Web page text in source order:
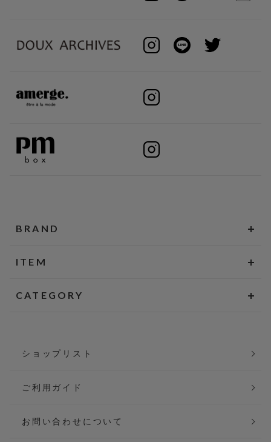
BRAND
ITEM
CATEGORY
ショップリスト
ご利用ガイド
お問い合わせについて